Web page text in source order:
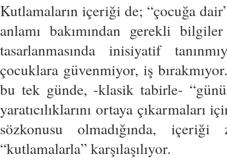
Kutlamaların içeriği de; “çocuğa
anlamı bakımından gerekli
tasarlanmasında inisiyatif
çocuklara güvenmiyor, iş
bu tek günde, -klasik tabirle-
yaratıcılıklarını ortaya
sözkonusu olmadığında,
“kutlamalarla” karşılaşılıyor.